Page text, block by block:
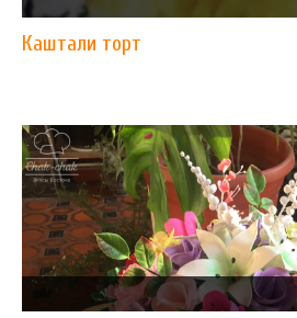
Каштали торт